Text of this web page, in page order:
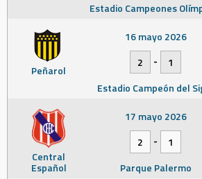
Estadio Campeones
Peñarol
16 mayo 2026
2
-
1
Estadio Campeón del
Central
Español
17 mayo 2026
2
-
1
Parque Palermo